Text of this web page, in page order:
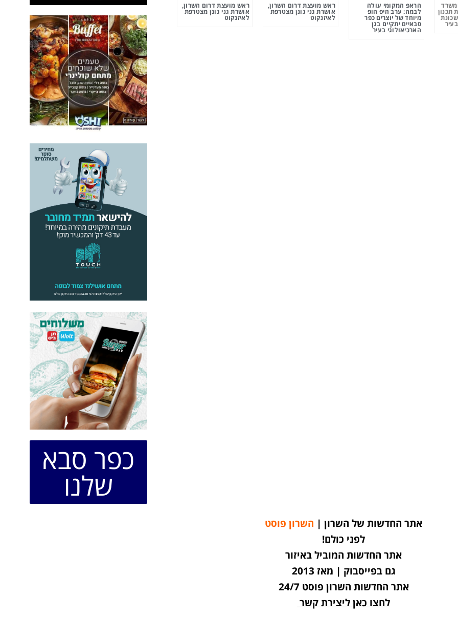
תכנון
הראפ המקומי עולה
לבמה: ערב היפ הופ
מיוחד של יוצרים כפר
סבאיים יתקיים בגן
הארכיאולוגי בעיר
ראש מועצת דרום השרון,
אושרת גני גונן מצטרפת
לאיזנקוט
ראש מועצת דרום השרון,
אושרת גני גונן מצטרפת
לאיזנקוט
כפר סבא
שלנו
אתר החדשות של השרון | השרון פוסט
לפני כולם!
אתר החדשות המוביל באיזור
גם בפייסבוק | מאז 2013
אתר החדשות השרון פוסט 24/7
לחצו כאן ליצירת קשר